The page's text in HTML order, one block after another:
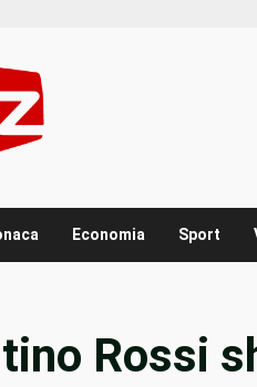
Economia Sport
Rossi